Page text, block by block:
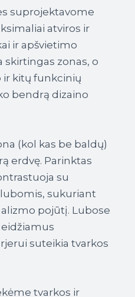
suprojektavome
atviros ir
ir apšvietimo
zonas, o
ir kitų funkcinių
bendrą dizaino
(kol kas be baldų)
erdvę. Parinktas
su
sukuriant
pojūtį. Lubose
suteikia tvarkos
tvarkos ir